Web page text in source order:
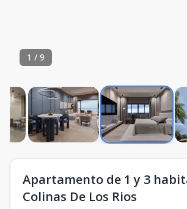
1 / 9
Apartamento de 1 y 3
Colinas De Los Rios